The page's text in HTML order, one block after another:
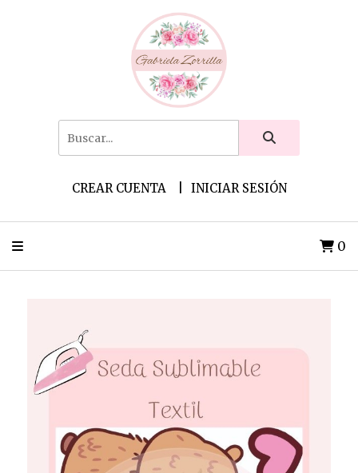
CREAR CUENTA INICIAR SESIÓN
0